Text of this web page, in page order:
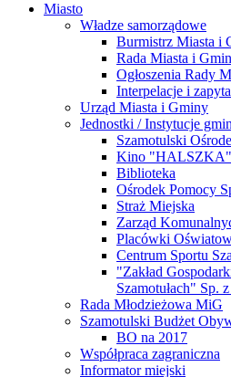
Miasto
Władze samorządowe
Burmistrz Miasta i
Rada Miasta i
Ogłoszenia Rady
Interpelacje i
Urząd Miasta i Gminy
Jednostki / Instytucje
Szamotulski
Kino "HALSZKA"
Biblioteka
Ośrodek Pomocy
Straż Miejska
Zarząd
Placówki
Centrum Sportu
"Zakład
Szamotułach" Sp.
Rada Młodzieżowa MiG
Szamotulski Budżet
BO na 2017
Współpraca zagraniczna
Informator miejski